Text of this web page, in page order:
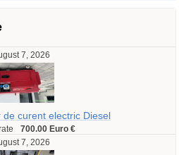
7, 2026
curent electric Diesel
700.00 Euro €
7, 2026